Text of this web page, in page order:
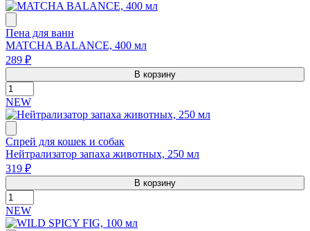
Пена для ванн
MATCHA BALANCE, 400 мл
289 ₽
В корзину
NEW
Спрей для кошек и собак
Нейтрализатор запаха животных, 250 мл
319 ₽
В корзину
NEW